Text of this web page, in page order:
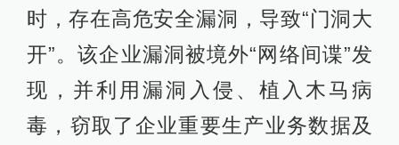
时，存在高危安全漏洞，导致“门洞大
开”。该企业漏洞被境外“网络间谍”发
现，并利用漏洞入侵、植入木马病
毒，窃取了企业重要生产业务数据及